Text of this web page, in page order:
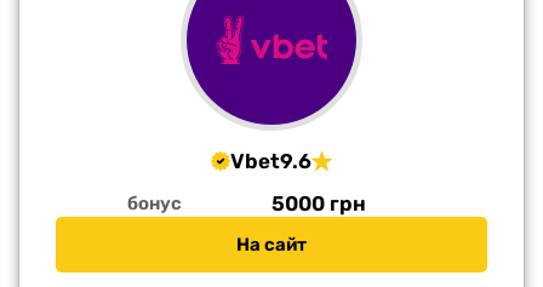
Vbet9.6
бонус 5000 грн
На сайт